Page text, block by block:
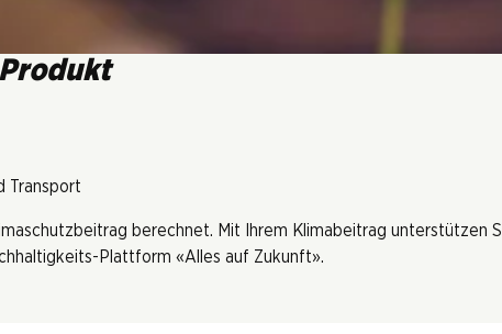
Transport
berechnet. Mit Ihrem Klimabeitrag unterstützen
Plattform «Alles auf Zukunft».